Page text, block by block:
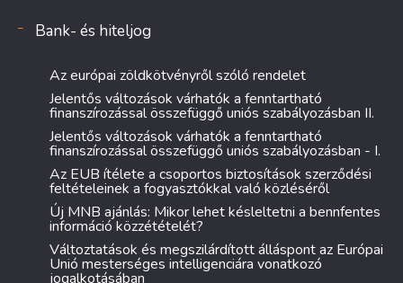
Bank- és hiteljog
Az európai zöldkötvényről szóló rendelet
Jelentős változások várhatók a fenntartható
finanszírozással összefüggő uniós szabályozásban II.
Jelentős változások várhatók a fenntartható
finanszírozással összefüggő uniós szabályozásban - I.
Az EUB ítélete a csoportos biztosítások szerződési
feltételeinek a fogyasztókkal való közléséről
Új MNB ajánlás: Mikor lehet késleltetni a bennfentes
információ közzétételét?
Változtatások és megszilárdított álláspont az Európai
Unió mesterséges intelligenciára vonatkozó
jogalkotásában